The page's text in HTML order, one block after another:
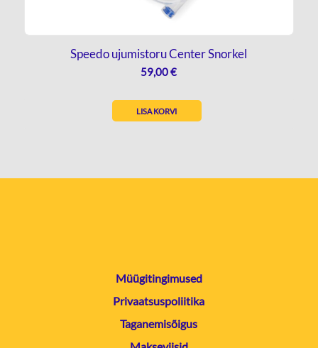
Speedo ujumistoru Center Snorkel
59,00€
LISA KORVI
Müügitingimused
Privaatsuspoliitika
Taganemisõigus